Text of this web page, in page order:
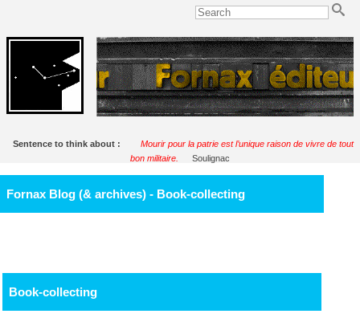
Sentence to think about :
Mourir pour la patrie est l’unique raison de vivre de tout
bon militaire.
Soulignac
Fornax Blog (& archives) - Book-collecting
Book-collecting